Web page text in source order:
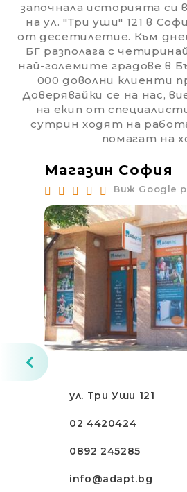
започнала историята си
на ул. "Три уши" 121 в
от десетилетие. Към
БГ разполага с
най-големите градове в
000 доволни клиенти
Доверявайки се на нас,
на екип от
сутрин ходят на
помагат на
Магазин София
Виж Google
ул. Три Уши 121
02 4420424
0892 245285
info@adapt.bg